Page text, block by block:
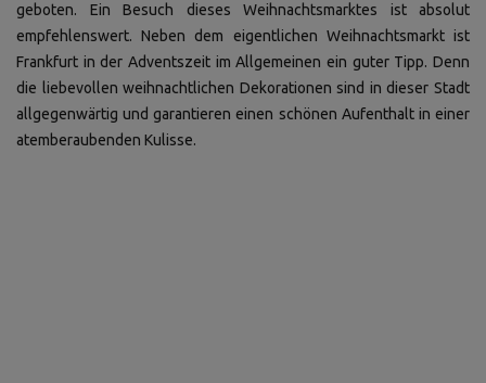
geboten. Ein Besuch dieses Weihnachtsmarktes ist absolut
empfehlenswert. Neben dem eigentlichen Weihnachtsmarkt ist
Frankfurt in der Adventszeit im Allgemeinen ein guter Tipp. Denn
die liebevollen weihnachtlichen Dekorationen sind in dieser Stadt
allgegenwärtig und garantieren einen schönen Aufenthalt in einer
atemberaubenden Kulisse.